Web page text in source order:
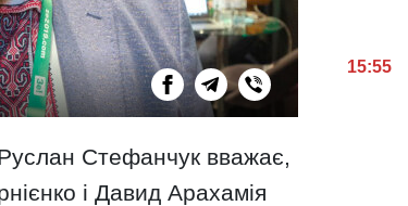
Стефанчук вважає,
і Давид Арахамія
15:55